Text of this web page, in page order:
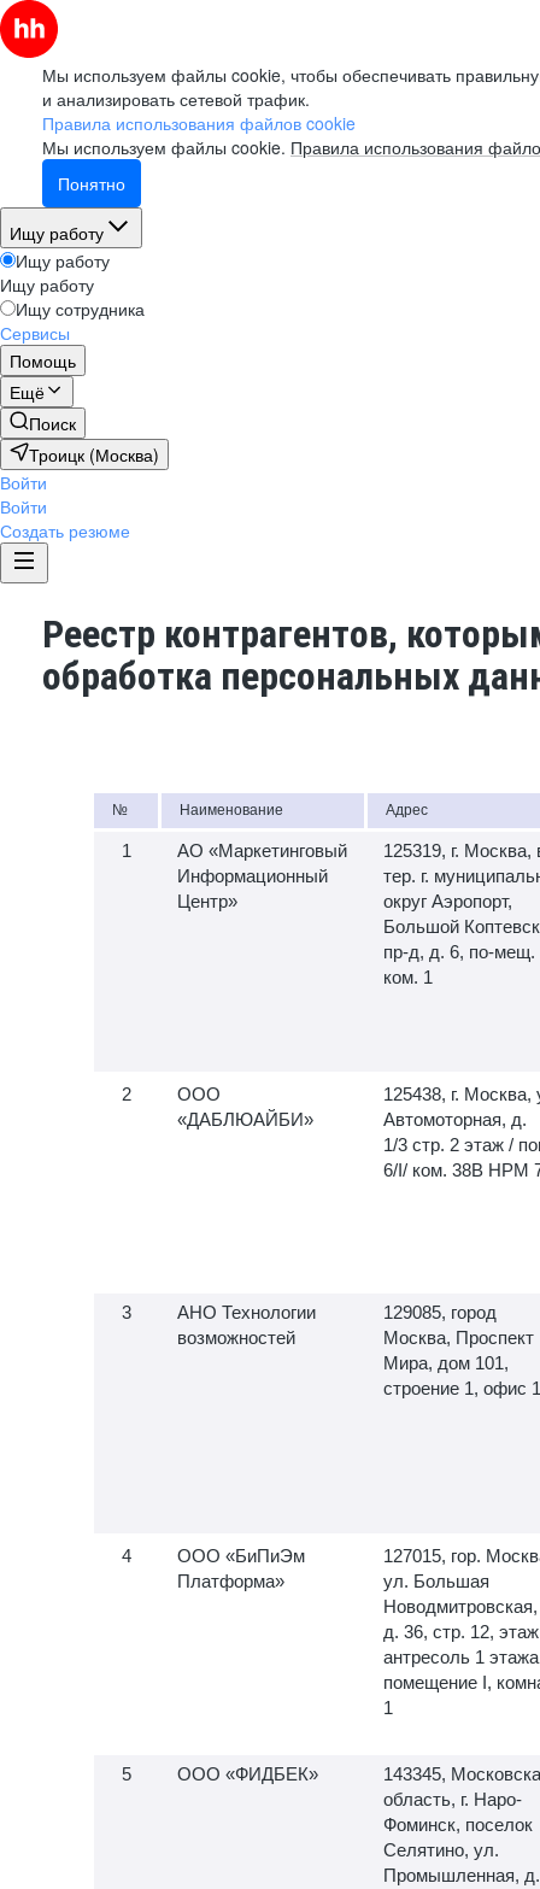
Мы используем файлы cookie, чтобы обеспечивать
и анализировать сетевой трафик.
Правила использования файлов cookie
Мы используем файлы cookie. Правила использования
Понятно
Ищу работу
Ищу работу
Ищу работу
Ищу сотрудника
Сервисы
Помощь
Ещё
Поиск
Троицк (Москва)
Войти
Войти
Создать резюме
Реестр контрагентов,
обработка персональных
№ Наименование Адрес
АО «Маркетинговый
Информационный
Центр»
125319, г. Москва,
тер. г.
округ Аэропорт,
Большой
пр-д, д. 6, по-мещ.
ком. 1
ООО
«ДАБЛЮАЙБИ»
125438, г. Москва,
Автомоторная, д.
1/3 стр. 2 этаж /
6/I/ ком. 38В НРМ
АНО Технологии
возможностей
129085, город
Москва, Проспект
Мира, дом 101,
строение 1, офис
ООО «БиПиЭм
Платформа»
127015, гор.
ул. Большая
Новодмитровская,
д. 36, стр. 12, этаж
антресоль 1
помещение I,
1
ООО «ФИДБЕК»
143345,
область, г. Наро-
Фоминск, поселок
Селятино, ул.
Промышленная, д.